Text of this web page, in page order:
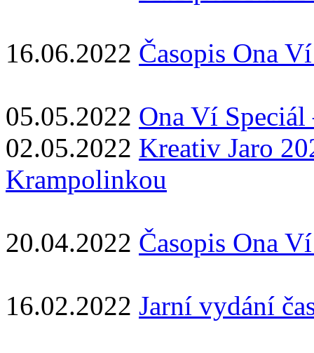
16.06.2022 Časopis Ona
05.05.2022 Ona Ví
02.05.2022 Kreativ Jaro
Krampolinkou
20.04.2022 Časopis Ona
16.02.2022 Jarní vydání